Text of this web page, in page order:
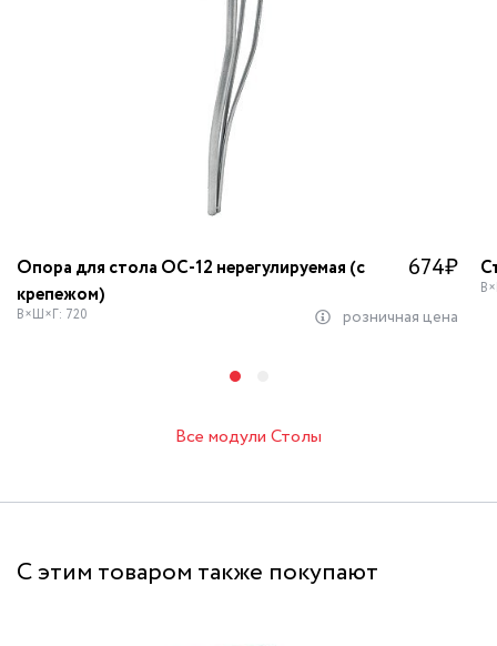
Опора для стола OC-12 нерегулируемая (с
крепежом)
674₽
В×Ш×Г: 720 розничная цена
Все модули Столы
С этим товаром также покупают